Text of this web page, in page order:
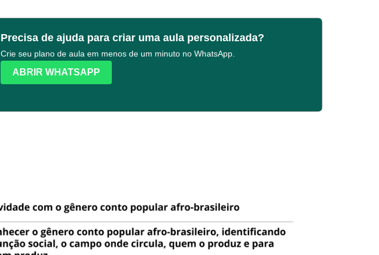
Precisa de ajuda para criar uma aula personalizada?
Crie seu plano de aula em menos de um minuto no WhatsApp.
ABRIR WHATSAPP